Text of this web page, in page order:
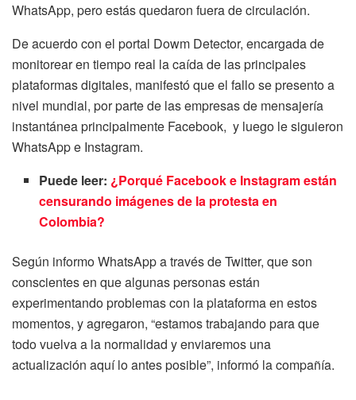
WhatsApp, pero estás quedaron fuera de circulación.
De acuerdo con el portal Dowm Detector, encargada de
monitorear en tiempo real la caída de las principales
plataformas digitales, manifestó que el fallo se presento a
nivel mundial, por parte de las empresas de mensajería
instantánea principalmente Facebook, y luego le siguieron
WhatsApp e Instagram.
Puede leer: ¿Porqué Facebook e Instagram están
censurando imágenes de la protesta en
Colombia?
Según informo WhatsApp a través de Twitter, que son
conscientes en que algunas personas están
experimentando problemas con la plataforma en estos
momentos, y agregaron, “estamos trabajando para que
todo vuelva a la normalidad y enviaremos una
actualización aquí lo antes posible”, informó la compañía.